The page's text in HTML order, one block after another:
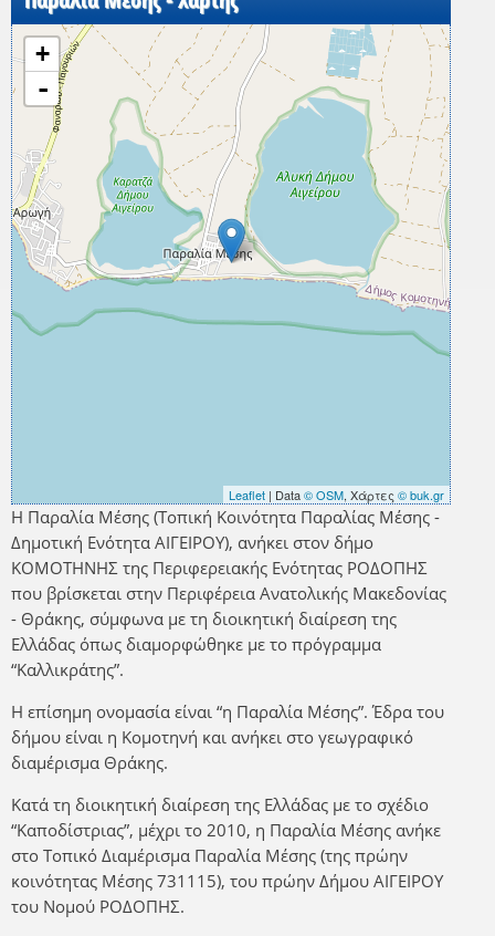
+
-
Leaflet | Data© OSM, Χάρτες © buk.gr
Η Παραλία Μέσης (Τοπική Κοινότητα Παραλίας Μέσης -
Δημοτική Ενότητα ΑΙΓΕΙΡΟΥ), ανήκει στον δήμο
ΚΟΜΟΤΗΝΗΣ της Περιφερειακής Ενότητας ΡΟΔΟΠΗΣ
που βρίσκεται στην Περιφέρεια Ανατολικής Μακεδονίας
- Θράκης, σύμφωνα με τη διοικητική διαίρεση της
Ελλάδας όπως διαμορφώθηκε με το πρόγραμμα
“Καλλικράτης”.
Η επίσημη ονομασία είναι “η Παραλία Μέσης”. Έδρα του
δήμου είναι η Κομοτηνή και ανήκει στο γεωγραφικό
διαμέρισμα Θράκης.
Κατά τη διοικητική διαίρεση της Ελλάδας με το σχέδιο
“Καποδίστριας”, μέχρι το 2010, η Παραλία Μέσης ανήκε
στο Τοπικό Διαμέρισμα Παραλία Μέσης (της πρώην
κοινότητας Μέσης 731115), του πρώην Δήμου ΑΙΓΕΙΡΟΥ
του Νομού ΡΟΔΟΠΗΣ.